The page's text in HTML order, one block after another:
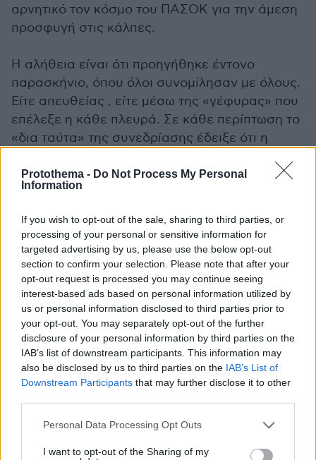
Protothema - Do Not Process My Personal
Information
If you wish to opt-out of the sale, sharing to third parties, or
processing of your personal or sensitive information for
targeted advertising by us, please use the below opt-out
section to confirm your selection. Please note that after your
opt-out request is processed you may continue seeing
interest-based ads based on personal information utilized by
us or personal information disclosed to third parties prior to
your opt-out. You may separately opt-out of the further
disclosure of your personal information by third parties on the
IAB’s list of downstream participants. This information may
also be disclosed by us to third parties on the IAB’s List of
Downstream Participants that may further disclose it to other
Please note that this website/app uses one or more Google
not limited to your visit or usage behaviour. You may click to
Personal Data Processing Opt Outs
I want to opt-out of the Sharing of my
αρνητικό τον κόσμο του ΠΑΣΟΚ για την άμεση
προσφυγή στις κάλπες.
Η αλήθεια είναι ότι προηγήθηκε έντονο
παρασκήνιο, όπου όλοι συνομίλησαν με όλους.
Είτε απευθείας , είτε μέσω της «γέφυρας» που
επέλεξε η κάθε πλευρά. Σε κάθε περίπτωση το
«δια ταύτα» της συνεδρίασης έδειξε ότι η
παραδοχή Ανδρουλάκη ότι η κορυφαία
διαδικασία εκλογής ηγεσίας δεν μπορούσε
ήδη βρίσκονται στο πλευρό του Χάρη Δούκα
και έχουν σηκώσει από την πρώτη στιγμή το
βάρος της μετεκλογικής επίθεσης προς τον κ.
Ανδρουλάκη, προτίμησαν να «ακυρώσουν» στη
συνέχεια μια νέα καταγγελτική εμφάνιση από
το βήμα της Κεντρικής Επιτροπής. Ήταν εκεί
αλλά δεν πήραν τελικά το λόγο, ο Πέτρος
Ευθυμίου, ο Κώστας Σκανδαλίδης, ο Οδυσσέας
Κωνσταντινόπουλος, η Τόνια Αντωνίου και
του περιφέρεια όπου δινόταν μάχη εναντίον
των πύρινων μετώπων. Κάποιοι από αυτούς